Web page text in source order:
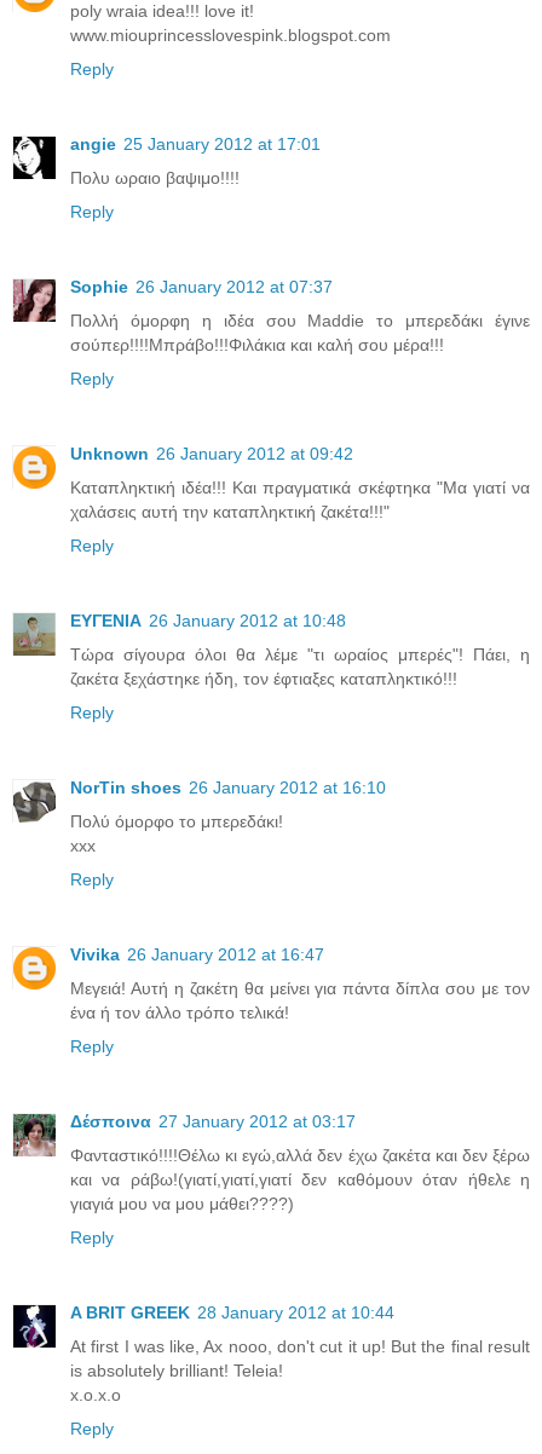
poly wraia idea!!! love it!
www.miouprincesslovespink.blogspot.com
Reply
angie 25 January 2012 at 17:01
Πολυ ωραιο βαψιμο!!!!
Reply
Sophie 26 January 2012 at 07:37
Πολλή όμορφη η ιδέα σου Maddie το μπερεδάκι έγινε
σούπερ!!!!Μπράβο!!!Φιλάκια και καλή σου μέρα!!!
Reply
Unknown 26 January 2012 at 09:42
Καταπληκτική ιδέα!!! Και πραγματικά σκέφτηκα "Μα γιατί να
χαλάσεις αυτή την καταπληκτική ζακέτα!!!"
Reply
ΕΥΓΕΝΙΑ 26 January 2012 at 10:48
Τώρα σίγουρα όλοι θα λέμε "τι ωραίος μπερές"! Πάει, η
ζακέτα ξεχάστηκε ήδη, τον έφτιαξες καταπληκτικό!!!
Reply
NorTin shoes 26 January 2012 at 16:10
Πολύ όμορφο το μπερεδάκι!
xxx
Reply
Vivika 26 January 2012 at 16:47
Μεγειά! Αυτή η ζακέτη θα μείνει για πάντα δίπλα σου με τον
ένα ή τον άλλο τρόπο τελικά!
Reply
Δέσποινα 27 January 2012 at 03:17
Φανταστικό!!!!Θέλω κι εγώ,αλλά δεν έχω ζακέτα και δεν ξέρω
και να ράβω!(γιατί,γιατί,γιατί δεν καθόμουν όταν ήθελε η
γιαγιά μου να μου μάθει????)
Reply
A BRIT GREEK 28 January 2012 at 10:44
At first I was like, Ax nooo, don't cut it up! But the final result
is absolutely brilliant! Teleia!
x.o.x.o
Reply